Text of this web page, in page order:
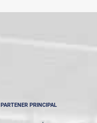
PARTENER PRINCIPAL